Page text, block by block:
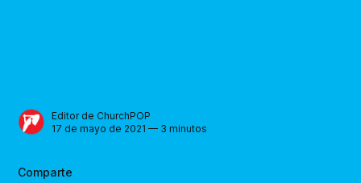
Editor de ChurchPOP
17 de mayo de 2021 — 3 minutos
Comparte